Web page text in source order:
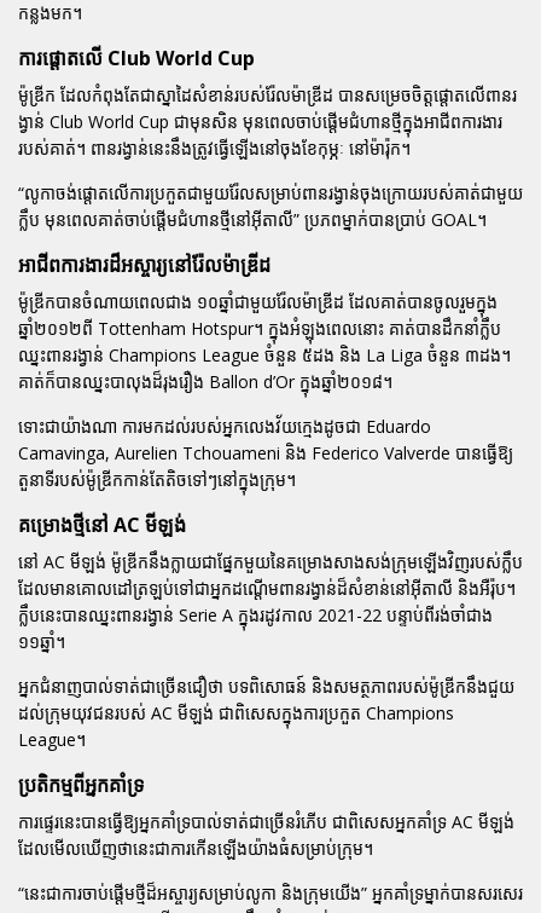
កន្លងមក។
ការផ្តោតលើ Club World Cup
ម៉ូឌ្រីក ដែលកំពុងតែជាស្នាដៃសំខាន់របស់រ៉ែលម៉ាឌ្រីដ បានសម្រេចចិត្តផ្តោតលើពានរ
ង្វាន់ Club World Cup ជាមុនសិន មុនពេលចាប់ផ្តើមជំហានថ្មីក្នុងអាជីពការងារ
របស់គាត់។ ពានរង្វាន់នេះនឹងត្រូវធ្វើឡើងនៅចុងខែកុម្ភៈ នៅម៉ារ៉ុក។
“លូកាចង់ផ្តោតលើការប្រកួតជាមួយរ៉ែលសម្រាប់ពានរង្វាន់ចុងក្រោយរបស់គាត់ជាមួយ
ក្លឹប មុនពេលគាត់ចាប់ផ្តើមជំហានថ្មីនៅអ៊ីតាលី” ប្រភពម្នាក់បានប្រាប់ GOAL។
អាជីពការងារដ៏អស្ចារ្យនៅរ៉ែលម៉ាឌ្រីដ
ម៉ូឌ្រីកបានចំណាយពេលជាង ១០ឆ្នាំជាមួយរ៉ែលម៉ាឌ្រីដ ដែលគាត់បានចូលរួមក្នុង
ឆ្នាំ២០១២ពី Tottenham Hotspur។ ក្នុងអំឡុងពេលនោះ គាត់បានដឹកនាំក្លឹប
ឈ្នះពានរង្វាន់ Champions League ចំនួន ៥ដង និង La Liga ចំនួន ៣ដង។
គាត់ក៏បានឈ្នះបាលុងដ៏រុងរឿង Ballon d’Or ក្នុងឆ្នាំ២០១៨។
ទោះជាយ៉ាងណា ការមកដល់របស់អ្នកលេងវ័យក្មេងដូចជា Eduardo
Camavinga, Aurelien Tchouameni និង Federico Valverde បានធ្វើឱ្យ
តួនាទីរបស់ម៉ូឌ្រីកកាន់តែតិចទៅៗនៅក្នុងក្រុម។
គម្រោងថ្មីនៅ AC មីឡង់
នៅ AC មីឡង់ ម៉ូឌ្រីកនឹងក្លាយជាផ្នែកមួយនៃគម្រោងសាងសង់ក្រុមឡើងវិញរបស់ក្លឹប
ដែលមានគោលដៅត្រឡប់ទៅជាអ្នកដណ្តើមពានរង្វាន់ដ៏សំខាន់នៅអ៊ីតាលី និងអឺរ៉ុប។
ក្លឹបនេះបានឈ្នះពានរង្វាន់ Serie A ក្នុងរដូវកាល 2021-22 បន្ទាប់ពីរង់ចាំជាង
១១ឆ្នាំ។
អ្នកជំនាញបាល់ទាត់ជាច្រើនជឿថា បទពិសោធន៍ និងសមត្ថភាពរបស់ម៉ូឌ្រីកនឹងជួយ
ដល់ក្រុមយុវជនរបស់ AC មីឡង់ ជាពិសេសក្នុងការប្រកួត Champions
League។
ប្រតិកម្មពីអ្នកគាំទ្រ
ការផ្ទេរនេះបានធ្វើឱ្យអ្នកគាំទ្របាល់ទាត់ជាច្រើនរំភើប ជាពិសេសអ្នកគាំទ្រ AC មីឡង់
ដែលមើលឃើញថានេះជាការកើនឡើងយ៉ាងធំសម្រាប់ក្រុម។
“នេះជាការចាប់ផ្តើមថ្មីដ៏អស្ចារ្យសម្រាប់លូកា និងក្រុមយើង” អ្នកគាំទ្រម្នាក់បានសរសេរ